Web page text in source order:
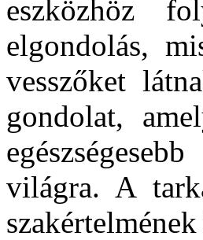
eszközhöz
elgondolás,
vesszőket
gondolat,
világra. A